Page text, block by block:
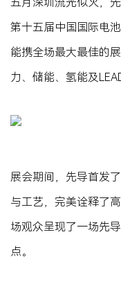
第十五届中国国际电
能携全场最大最佳的
力、储能、氢能及
展会期间，先导首发
与工艺，完美诠释了
场观众呈现了一场先
点。